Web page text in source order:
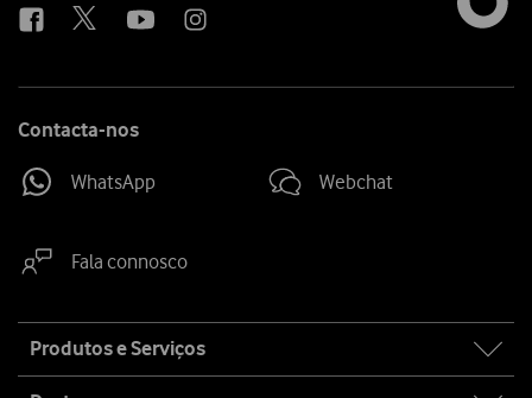
Contacta-nos
WhatsApp Webchat
Fala connosco
map
Produtos e Serviços